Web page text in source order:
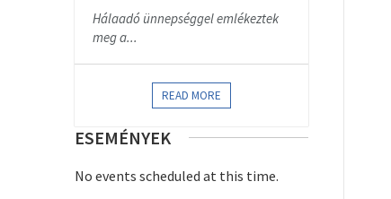
Hálaadó ünnepséggel emlékeztek
meg a...
READ MORE
ESEMÉNYEK
No events scheduled at this time.